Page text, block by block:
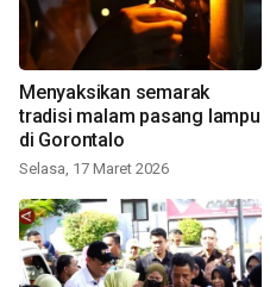
Menyaksikan semarak
tradisi malam pasang lampu
di Gorontalo
Selasa, 17 Maret 2026